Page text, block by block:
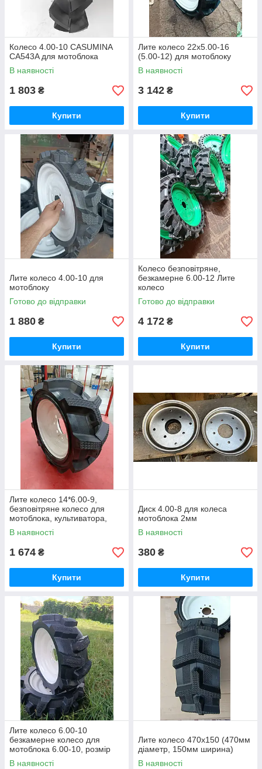
Колесо 4.00-10 CASUMINA
CA543A для мотоблока
В наявності
1 803 ₴
Купити
Лите колесо 22х5.00-16
(5.00-12) для мотоблоку
В наявності
3 142 ₴
Купити
Лите колесо 4.00-10 для
мотоблоку
Готово до відправки
1 880 ₴
Купити
Колесо безповітряне,
безкамерне 6.00-12 Лите
колесо
Готово до відправки
4 172 ₴
Купити
Лите колесо 14*6.00-9,
безповітряне колесо для
мотоблока, культиватора,
розміри 355*140мм
В наявності
1 674 ₴
Купити
Диск 4.00-8 для колеса
мотоблока 2мм
В наявності
380 ₴
Купити
Лите колесо 6.00-10
безкамерне колесо для
мотоблока 6.00-10, розмір
400*150мм, вага 7.36кг
В наявності
Лите колесо 470х150 (470мм
діаметр, 150мм ширина)
В наявності